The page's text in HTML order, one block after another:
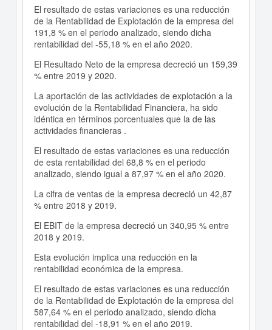
El resultado de estas variaciones es una reducción
de la Rentabilidad de Explotación de la empresa del
191,8 % en el periodo analizado, siendo dicha
rentabilidad del -55,18 % en el año 2020.
El Resultado Neto de la empresa decreció un 159,39
% entre 2019 y 2020.
La aportación de las actividades de explotación a la
evolución de la Rentabilidad Financiera, ha sido
idéntica en términos porcentuales que la de las
actividades financieras .
El resultado de estas variaciones es una reducción
de esta rentabilidad del 68,8 % en el periodo
analizado, siendo igual a 87,97 % en el año 2020.
La cifra de ventas de la empresa decreció un 42,87
% entre 2018 y 2019.
El EBIT de la empresa decreció un 340,95 % entre
2018 y 2019.
Esta evolución implica una reducción en la
rentabilidad económica de la empresa.
El resultado de estas variaciones es una reducción
de la Rentabilidad de Explotación de la empresa del
587,64 % en el periodo analizado, siendo dicha
rentabilidad del -18,91 % en el año 2019.